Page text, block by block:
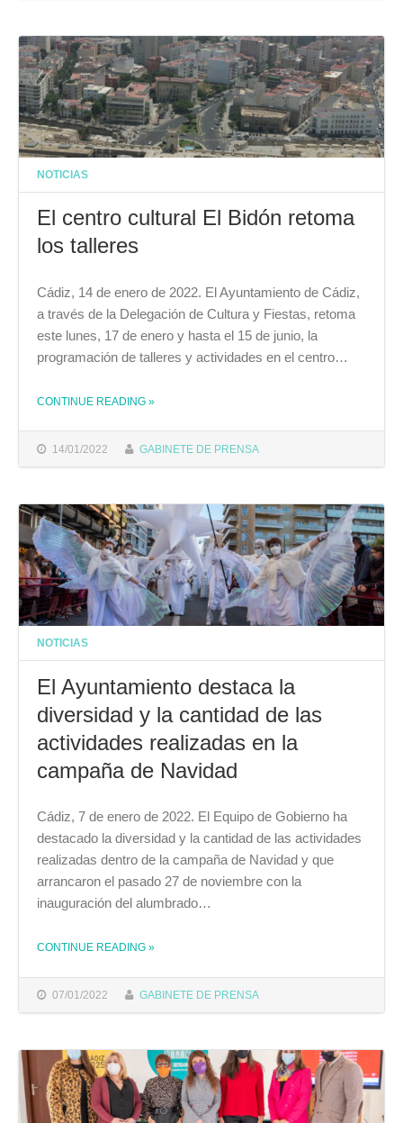
NOTICIAS
El centro cultural El Bidón retoma
los talleres
14/01/2022 GABINETE DE PRENSA
Cádiz, 14 de enero de 2022. El Ayuntamiento de Cádiz,
a través de la Delegación de Cultura y Fiestas, retoma
este lunes, 17 de enero y hasta el 15 de junio, la
programación de talleres y actividades en el centro…
CONTINUE READING »
NOTICIAS
El Ayuntamiento destaca la
diversidad y la cantidad de las
actividades realizadas en la
campaña de Navidad
07/01/2022 GABINETE DE PRENSA
Cádiz, 7 de enero de 2022. El Equipo de Gobierno ha
destacado la diversidad y la cantidad de las actividades
realizadas dentro de la campaña de Navidad y que
arrancaron el pasado 27 de noviembre con la
inauguración del alumbrado…
CONTINUE READING THE "EL AYUNTAMIENTO DESTACA LA DIVERSIDAD Y LA CANTIDAD DE LAS ACTIVIDADES REALIZADAS EN LA CAMPAÑA DE NAVIDAD"
»